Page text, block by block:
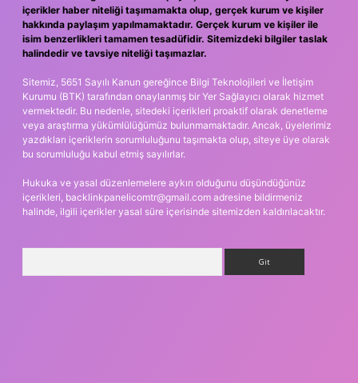
içerikler haber niteliği taşımamakta olup, gerçek kurum ve kişiler
hakkında paylaşım yapılmamaktadır. Gerçek kurum ve kişiler ile
isim benzerlikleri tamamen tesadüfidir. Sitemizdeki bilgiler taslak
halindedir ve tavsiye niteliği taşımazlar.
Sitemiz, 5651 Sayılı Kanun gereğince Bilgi Teknolojileri ve İletişim
Kurumu (BTK) tarafından onaylanmış bir Yer Sağlayıcı olarak hizmet
vermektedir. Bu nedenle, sitedeki içerikleri proaktif olarak denetleme
veya araştırma yükümlülüğümüz bulunmamaktadır. Ancak, üyelerimiz
yazdıkları içeriklerin sorumluluğunu taşımakta olup, siteye üye olarak
bu sorumluluğu kabul etmiş sayılırlar.
Hukuka ve yasal düzenlemelere aykırı olduğunu düşündüğünüz
içerikleri, backlinkpanelicomtr@gmail.com adresine bildirmeniz
halinde, ilgili içerikler yasal süre içerisinde sitemizden kaldırılacaktır.